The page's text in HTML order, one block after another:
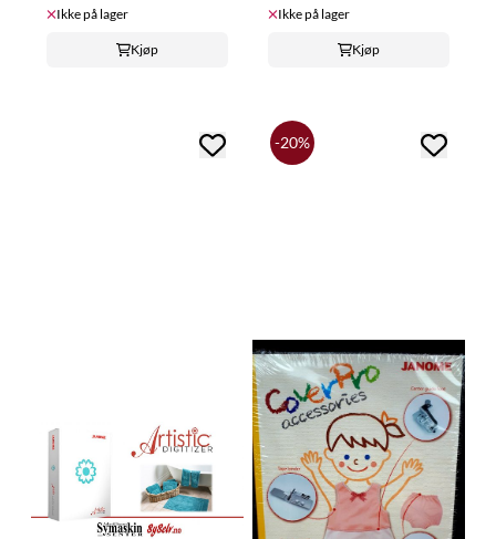
Ikke på lager
Kjøp
Ikke på lager
Kjøp
-20%